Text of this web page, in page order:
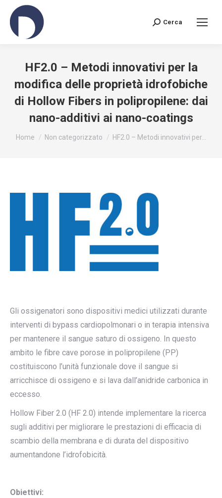
Search:
Cerca
HF2.0 – Metodi innovativi per la
modifica delle proprietà idrofobiche
di Hollow Fibers in polipropilene: dai
nano-additivi ai nano-coatings
You are here:
Home Non categorizzato HF2.0 – Metodi innovativi per…
Gli ossigenatori sono dispositivi medici utilizzati durante
interventi di bypass cardiopolmonari o in terapia intensiva
per mantenere il sangue saturo di ossigeno. In questo
ambito le fibre cave porose in polipropilene (PP)
costituiscono l’unità funzionale dove il sangue si
arricchisce di ossigeno e si lava dall’anidride carbonica in
eccesso.
Hollow Fiber 2.0 (HF 2.0) intende implementare la ricerca
sugli additivi per migliorare le prestazioni di efficacia di
scambio della membrana e di durata del dispositivo
aumentandone l’idrofobicità.
Obiettivi: